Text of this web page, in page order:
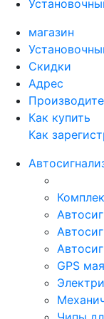
магазин
Скидки
Адрес
Как купить
Как
GPS